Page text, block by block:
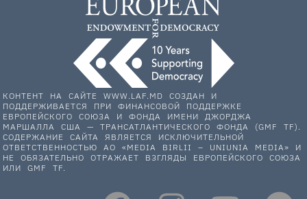
КОНТЕНТ НА САЙТЕ WWW.LAF.MD СОЗДАН И
ПОДДЕРЖИВАЕТСЯ ПРИ ФИНАНСОВОЙ ПОДДЕРЖКЕ
ЕВРОПЕЙСКОГО СОЮЗА И ФОНДА ИМЕНИ ДЖОРДЖА
МАРШАЛЛА США — ТРАНСАТЛАНТИЧЕСКОГО ФОНДА (GMF TF).
СОДЕРЖАНИЕ САЙТА ЯВЛЯЕТСЯ ИСКЛЮЧИТЕЛЬНОЙ
ОТВЕТСТВЕННОСТЬЮ АО «MEDIA BIRLII – UNIUNIA MEDIA» И
НЕ ОБЯЗАТЕЛЬНО ОТРАЖАЕТ ВЗГЛЯДЫ ЕВРОПЕЙСКОГО СОЮЗА
ИЛИ GMF TF.